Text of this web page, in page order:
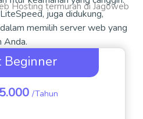
juga didukung,
memilih server web yang
Anda.
Hosting termurah di Jagoweb
Beginner
/Tahun